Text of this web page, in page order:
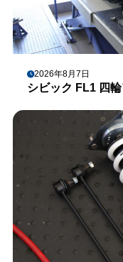
2026年8月7日
シビック FL1 四